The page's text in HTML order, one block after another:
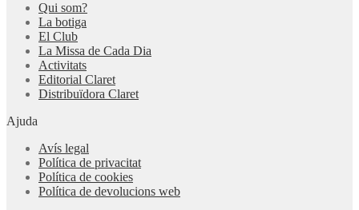
Qui som?
La botiga
El Club
La Missa de Cada Dia
Activitats
Editorial Claret
Distribuïdora Claret
Ajuda
Avís legal
Política de privacitat
Política de cookies
Política de devolucions web